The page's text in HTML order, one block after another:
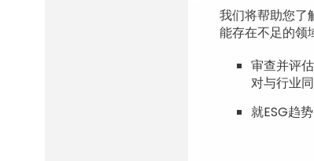
我们将帮助您了
能存在不足的领
审查并评
对与行业
就ESG趋